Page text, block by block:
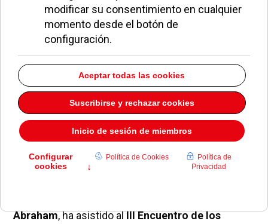
Abraham, ha asistido alIII Encuentro de los